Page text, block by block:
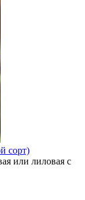
сорт)
или лиловая с